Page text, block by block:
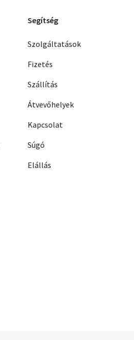
Segítség
Szolgáltatások
Fizetés
Szállítás
Átvevőhelyek
Kapcsolat
Súgó
Elállás